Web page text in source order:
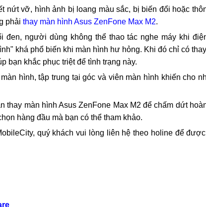
MobileCity luôn sẵn sàng hỗ trợ
ZenFone Max M2
sọc ngang - dọc màu đen, trắng khiến cho chất
nghiệm của người dùng.
nứt vỡ, hình ảnh bị loang màu sắc, bị biến đổi hoặc
phải thay màn hình Asus ZenFone Max M2.
đen, người dùng không thể thao tác nghe máy khi
khá phổ biến khi màn hình hư hỏng. Khi đó chỉ có
bạn khắc phục triệt để tình trạng này.
thay màn hình Asus ZenFone Max M2 để chấm dứt
hàng đầu mà bạn có thể tham khảo.